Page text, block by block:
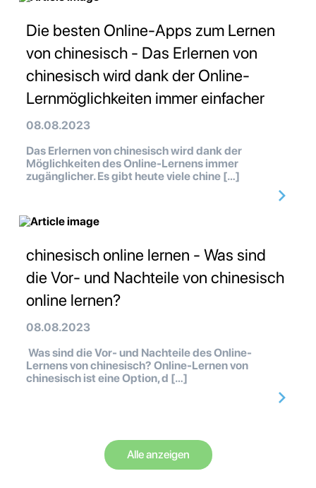
Die besten Online-Apps zum Lernen
von chinesisch - Das Erlernen von
chinesisch wird dank der Online-
Lernmöglichkeiten immer einfacher
08.08.2023
Das Erlernen von chinesisch wird dank der
Möglichkeiten des Online-Lernens immer
zugänglicher. Es gibt heute viele chine […]
chinesisch online lernen - Was sind
die Vor- und Nachteile von chinesisch
online lernen?
08.08.2023
Was sind die Vor- und Nachteile des Online-
Lernens von chinesisch? Online-Lernen von
chinesisch ist eine Option, d […]
Alle anzeigen